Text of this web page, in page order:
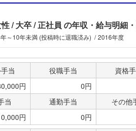
大卒 正社員 の年収・給与明細
～10年未満 (投稿時に退職済み) 2016年度
当 役職手当
資格
円 0円
当 通勤手当 その他
円 0円